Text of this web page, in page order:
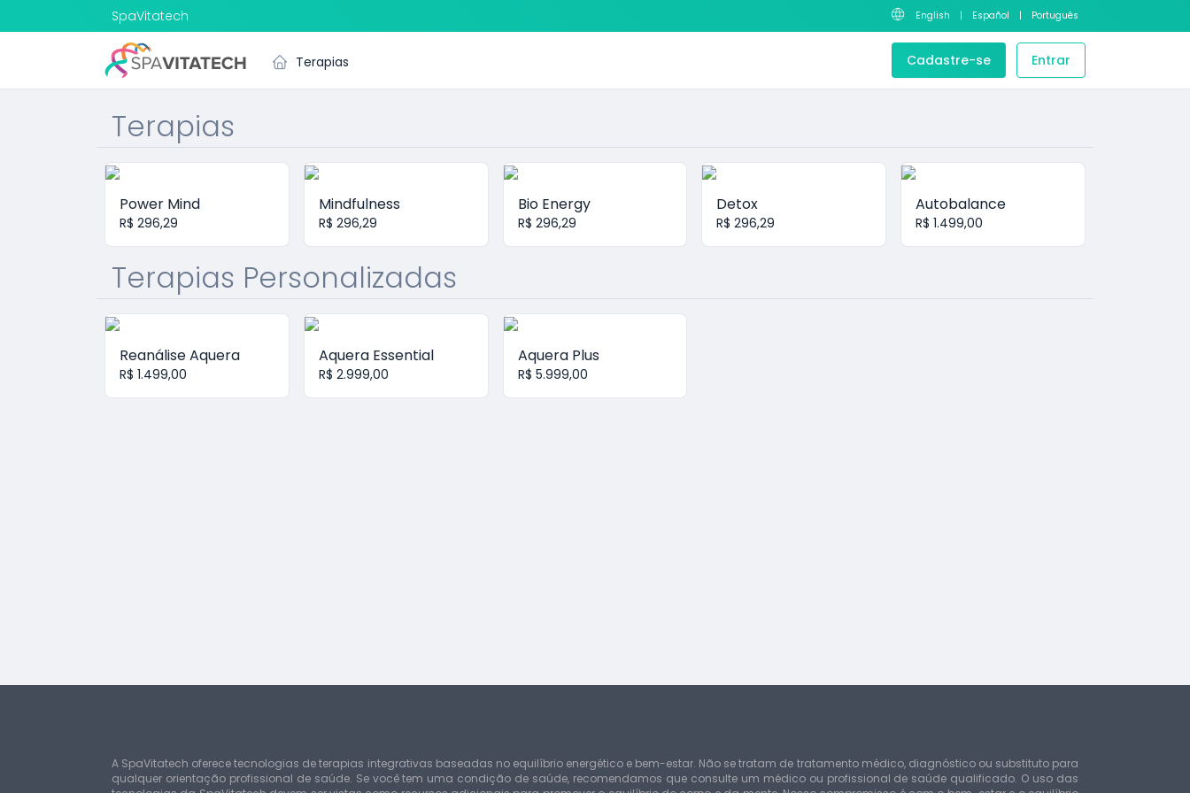
SpaVitatech English | Español | Português
Cadastre-se Entrar
Terapias
Terapias
Power Mind
R$ 296,29
Mindfulness
R$ 296,29
Bio Energy
R$ 296,29
Detox
R$ 296,29
Autobalance
R$ 1.499,00
Terapias Personalizadas
Reanálise Aquera
R$ 1.499,00
Aquera Essential
R$ 2.999,00
Aquera Plus
R$ 5.999,00
A SpaVitatech oferece tecnologias de terapias integrativas baseadas no equilíbrio energético e bem-estar. Não se tratam de tratamento médico, diagnóstico ou substituto para
qualquer orientação profissional de saúde. Se você tem uma condição de saúde, recomendamos que consulte um médico ou profissional de saúde qualificado. O uso das